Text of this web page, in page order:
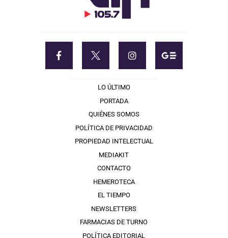
LO ÚLTIMO
PORTADA
QUIÉNES SOMOS
POLÍTICA DE PRIVACIDAD
PROPIEDAD INTELECTUAL
MEDIAKIT
CONTACTO
HEMEROTECA
EL TIEMPO
NEWSLETTERS
FARMACIAS DE TURNO
POLÍTICA EDITORIAL